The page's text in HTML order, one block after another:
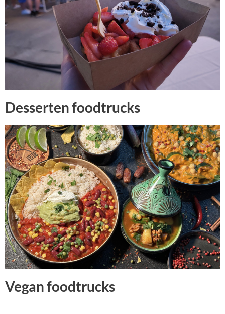
Desserten foodtrucks
Vegan foodtrucks